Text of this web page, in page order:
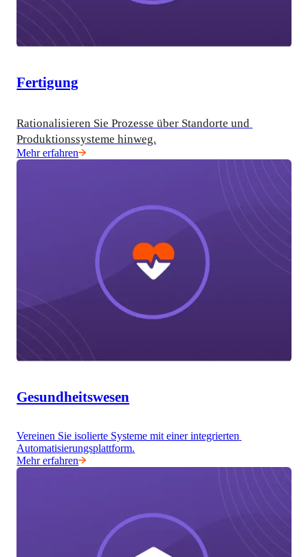
Fertigung
Rationalisieren Sie Prozesse über Standorte und
Produktionssysteme hinweg.
Mehr erfahren
Gesundheitswesen
Vereinen Sie isolierte Systeme mit einer integrierten
Automatisierungsplattform.
Mehr erfahren